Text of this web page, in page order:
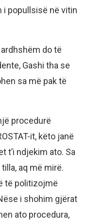
i popullsisë në vitin
do të
Gashi tha se
sa më pak të
procedurë
it, këto janë
t’i ndjekim ato. Sa
aq më mirë.
të politizojmë
i shohim gjërat
ato procedura,